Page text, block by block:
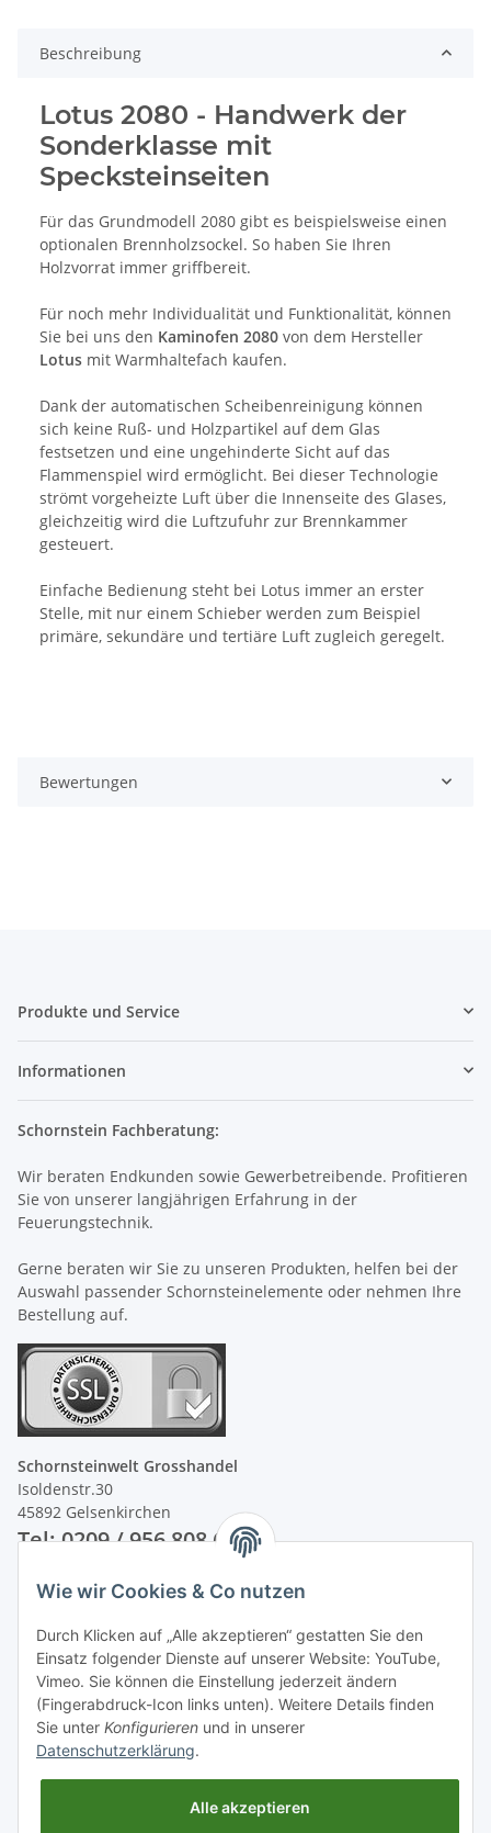
Beschreibung
Lotus 2080 - Handwerk der
Sonderklasse mit
Specksteinseiten
Für das Grundmodell 2080 gibt es beispielsweise einen
optionalen Brennholzsockel. So haben Sie Ihren
Holzvorrat immer griffbereit.
Für noch mehr Individualität und Funktionalität, können
Sie bei uns den Kaminofen 2080 von dem Hersteller
Lotus mit Warmhaltefach kaufen.
Dank der automatischen Scheibenreinigung können
sich keine Ruß- und Holzpartikel auf dem Glas
festsetzen und eine ungehinderte Sicht auf das
Flammenspiel wird ermöglicht. Bei dieser Technologie
strömt vorgeheizte Luft über die Innenseite des Glases,
gleichzeitig wird die Luftzufuhr zur Brennkammer
gesteuert.
Einfache Bedienung steht bei Lotus immer an erster
Stelle, mit nur einem Schieber werden zum Beispiel
primäre, sekundäre und tertiäre Luft zugleich geregelt.
Bewertungen
Produkte und Service
Informationen
Schornstein Fachberatung:
Wir beraten Endkunden sowie Gewerbetreibende. Profitieren
Sie von unserer langjährigen Erfahrung in der
Feuerungstechnik.
Gerne beraten wir Sie zu unseren Produkten, helfen bei der
Auswahl passender Schornsteinelemente oder nehmen Ihre
Bestellung auf.
Schornsteinwelt Grosshandel
Isoldenstr.30
45892 Gelsenkirchen
Tel: 0209 / 956 808 60
Unsere Zahlungsarten
Wie wir Cookies & Co nutzen
Durch Klicken auf „Alle akzeptieren“ gestatten Sie den
Einsatz folgender Dienste auf unserer Website: YouTube,
Vimeo. Sie können die Einstellung jederzeit ändern
(Fingerabdruck-Icon links unten). Weitere Details finden
Sie unter Konfigurieren und in unserer
Datenschutzerklärung.
Alle akzeptieren